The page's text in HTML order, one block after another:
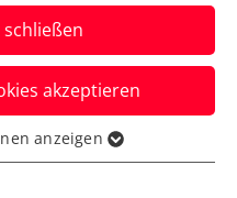
Jurij Rodionov
eins.
akzeptieren
grundlegende
anzeigen